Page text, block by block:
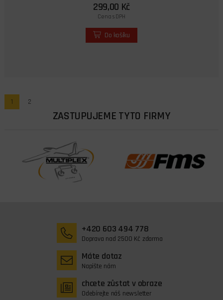
299,00 Kč
Cena s DPH
Do košíku
1 2
ZASTUPUJEME TYTO FIRMY
+420 603 494 778
Doprava nad 2500 Kč zdarma
Máte dotaz
Napište nám
chcete zůstat v obraze
Odebírejte náš newsletter